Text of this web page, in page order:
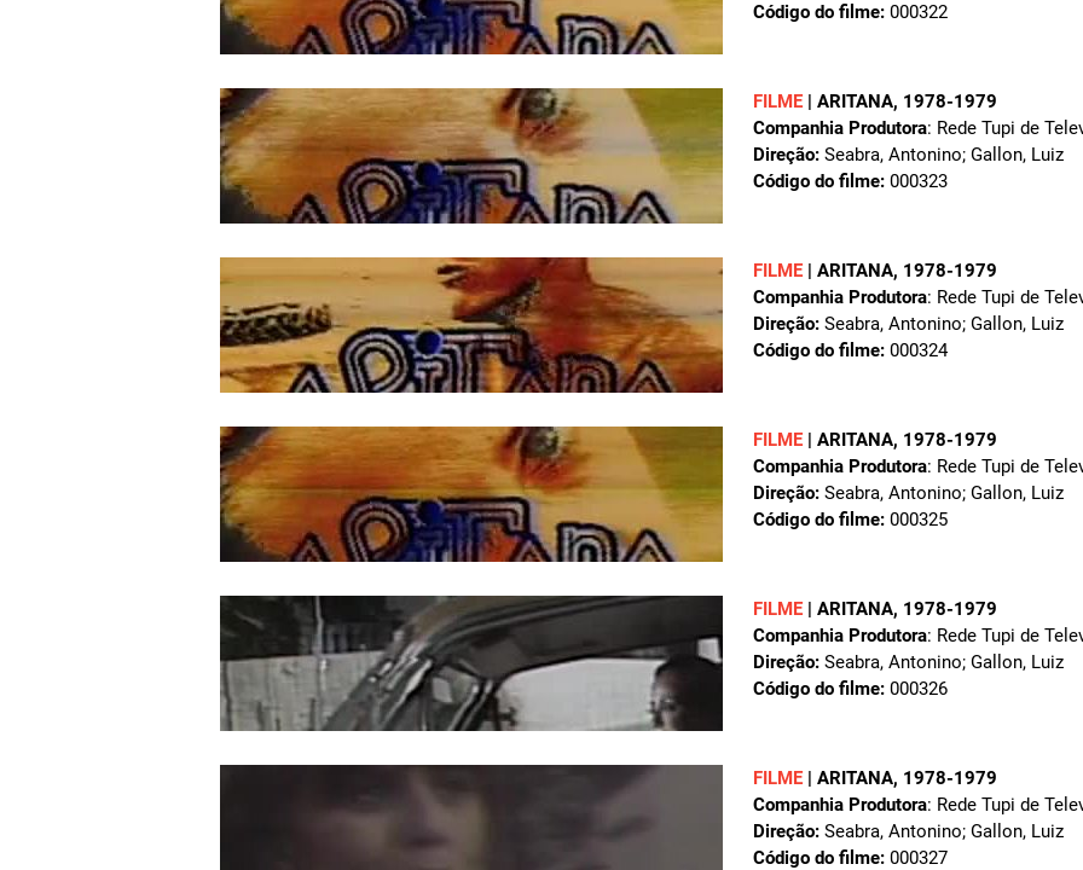
Código do filme: 000322
FILME | ARITANA, 1978-1979
Companhia Produtora: Rede Tupi de
Direção: Seabra, Antonino; Gallon, Luiz
Código do filme: 000323
FILME | ARITANA, 1978-1979
Companhia Produtora: Rede Tupi de
Direção: Seabra, Antonino; Gallon, Luiz
Código do filme: 000324
FILME | ARITANA, 1978-1979
Companhia Produtora: Rede Tupi de
Direção: Seabra, Antonino; Gallon, Luiz
Código do filme: 000325
FILME | ARITANA, 1978-1979
Companhia Produtora: Rede Tupi de
Direção: Seabra, Antonino; Gallon, Luiz
Código do filme: 000326
FILME | ARITANA, 1978-1979
Companhia Produtora: Rede Tupi de
Direção: Seabra, Antonino; Gallon, Luiz
Código do filme: 000327